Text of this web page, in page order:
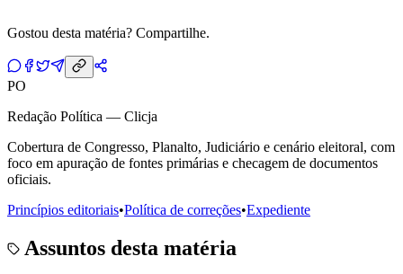
Gostou desta matéria? Compartilhe.
PO
Redação Política — Clicja
Cobertura de Congresso, Planalto, Judiciário e cenário eleitoral, com
foco em apuração de fontes primárias e checagem de documentos
oficiais.
Princípios editoriais•Política de correções•Expediente
Assuntos desta matéria